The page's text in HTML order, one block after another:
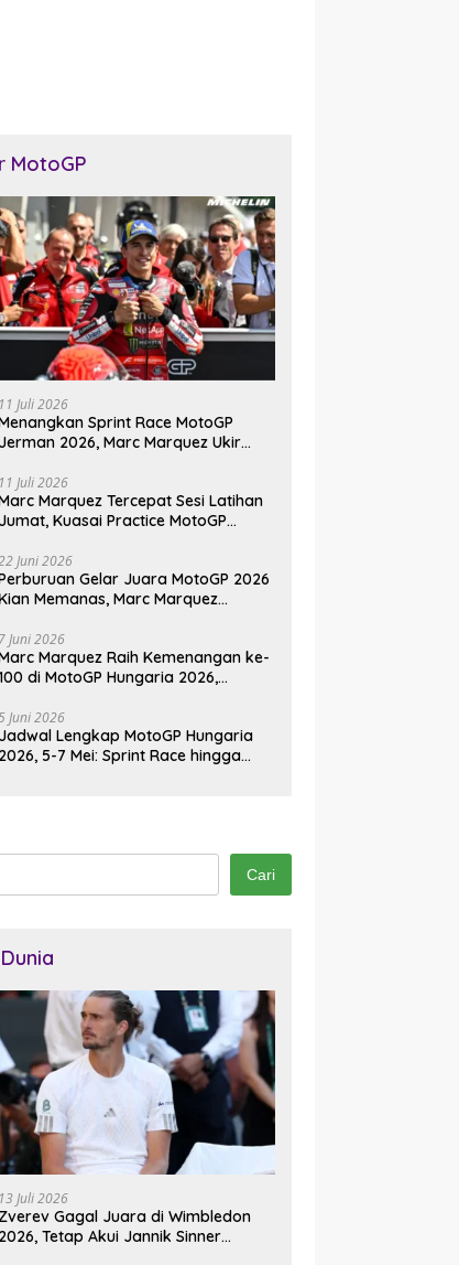
MotoGP
11 Juli 2026
Sprint Race MotoGP
Jerman 2026, Marc Marquez Ukir
11 Juli 2026
Marquez Tercepat Sesi Latihan
Jumat, Kuasai Practice MotoGP
Juni 2026
Gelar Juara MotoGP 2026
Memanas, Marc Marquez
7 Juni 2026
Marquez Raih Kemenangan ke-
di MotoGP Hungaria 2026,
Juni 2026
Jadwal Lengkap MotoGP Hungaria
2026, 5-7 Mei: Sprint Race hingga
Cari
13 Juli 2026
Gagal Juara di Wimbledon
2026, Tetap Akui Jannik Sinner